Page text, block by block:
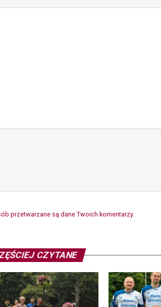
przetwarzane są dane Twoich komentarzy.
CZYTANE